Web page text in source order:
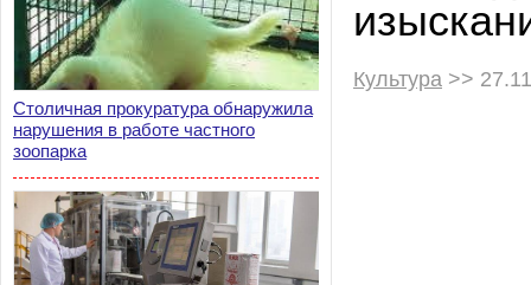
Столичная прокуратура обнаружила
нарушения в работе частного
зоопарка
Культура >>